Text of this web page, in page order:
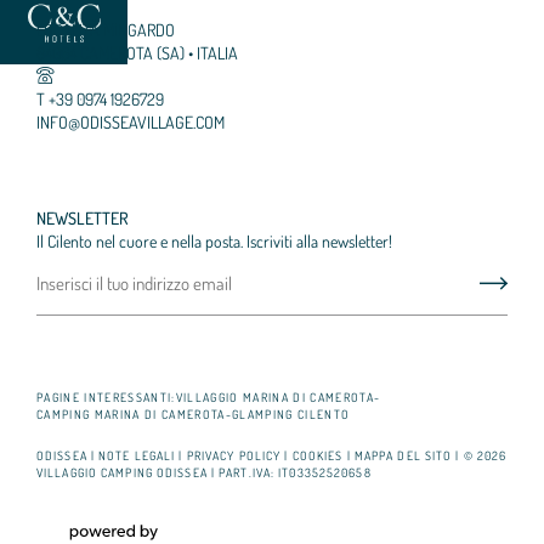
LOCALITÀ MINGARDO
84064 CAMEROTA (SA) • ITALIA
T +39 0974 1926729
INFO@ODISSEAVILLAGE.COM
NEWSLETTER
Il Cilento nel cuore e nella posta. Iscriviti alla newsletter!
PAGINE INTERESSANTI:VILLAGGIO MARINA DI CAMEROTA-
CAMPING MARINA DI CAMEROTA-GLAMPING CILENTO
ODISSEA | NOTE LEGALI| PRIVACY POLICY| COOKIES | MAPPA DEL SITO| © 2026
VILLAGGIO CAMPING ODISSEA | PART.IVA: IT03352520658